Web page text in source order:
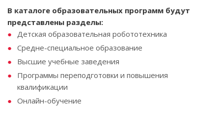
В каталоге образовательных программ будут
представлены разделы:
Детская образовательная робототехника
Средне-специальное образование
Высшие учебные заведения
Программы переподготовки и повышения
квалификации
Онлайн-обучение